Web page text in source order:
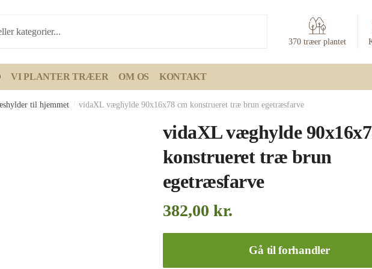
370 træer plantet
VI PLANTER TRÆER OM OS KONTAKT
til hjemmet vidaXL væghylde 90x16x78 cm konstrueret træ brun egetræsfarve
vidaXL væghylde
konstrueret træ brun
egetræsfarve
382,00 kr.
Gå til forhandler